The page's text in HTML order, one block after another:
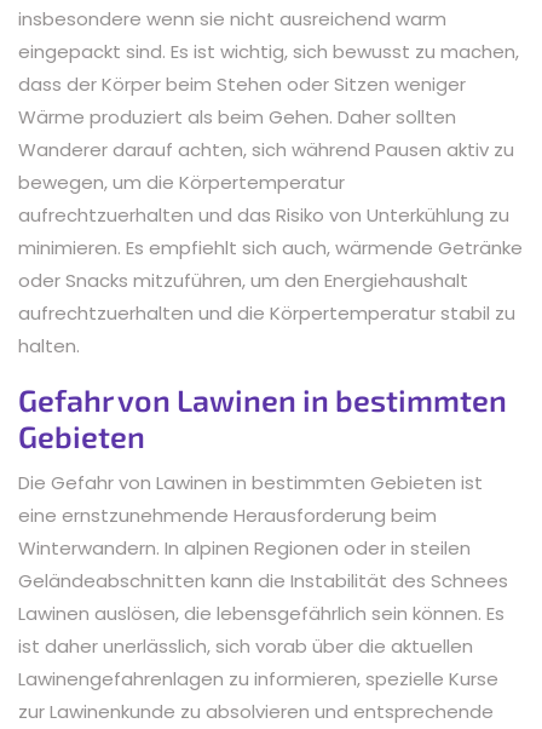
insbesondere wenn sie nicht ausreichend warm
eingepackt sind. Es ist wichtig, sich bewusst zu machen,
dass der Körper beim Stehen oder Sitzen weniger
Wärme produziert als beim Gehen. Daher sollten
Wanderer darauf achten, sich während Pausen aktiv zu
bewegen, um die Körpertemperatur
aufrechtzuerhalten und das Risiko von Unterkühlung zu
minimieren. Es empfiehlt sich auch, wärmende Getränke
oder Snacks mitzuführen, um den Energiehaushalt
aufrechtzuerhalten und die Körpertemperatur stabil zu
halten.
Gefahr von Lawinen in bestimmten
Gebieten
Die Gefahr von Lawinen in bestimmten Gebieten ist
eine ernstzunehmende Herausforderung beim
Winterwandern. In alpinen Regionen oder in steilen
Geländeabschnitten kann die Instabilität des Schnees
Lawinen auslösen, die lebensgefährlich sein können. Es
ist daher unerlässlich, sich vorab über die aktuellen
Lawinengefahrenlagen zu informieren, spezielle Kurse
zur Lawinenkunde zu absolvieren und entsprechende